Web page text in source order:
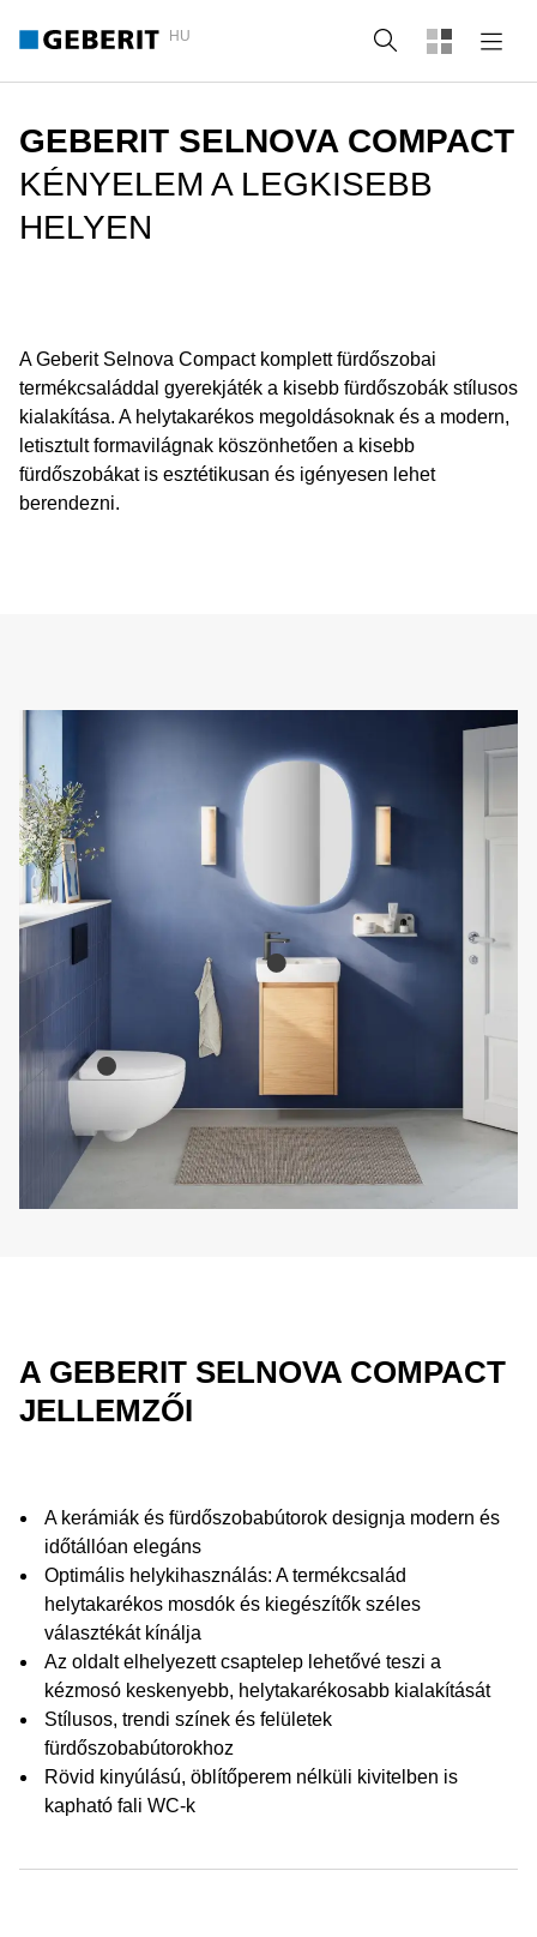
HU Keresés
GEBERIT SELNOVA COMPACT
KÉNYELEM A LEGKISEBB
HELYEN
A Geberit Selnova Compact komplett fürdőszobai
termékcsaláddal gyerekjáték a kisebb fürdőszobák stílusos
kialakítása. A helytakarékos megoldásoknak és a modern,
letisztult formavilágnak köszönhetően a kisebb
fürdőszobákat is esztétikusan és igényesen lehet
berendezni.
A GEBERIT SELNOVA COMPACT
JELLEMZŐI
A kerámiák és fürdőszobabútorok designja modern és
időtállóan elegáns
Optimális helykihasználás: A termékcsalád
helytakarékos mosdók és kiegészítők széles
választékát kínálja
Az oldalt elhelyezett csaptelep lehetővé teszi a
kézmosó keskenyebb, helytakarékosabb kialakítását
Stílusos, trendi színek és felületek
fürdőszobabútorokhoz
Rövid kinyúlású, öblítőperem nélküli kivitelben is
kapható fali WC-k